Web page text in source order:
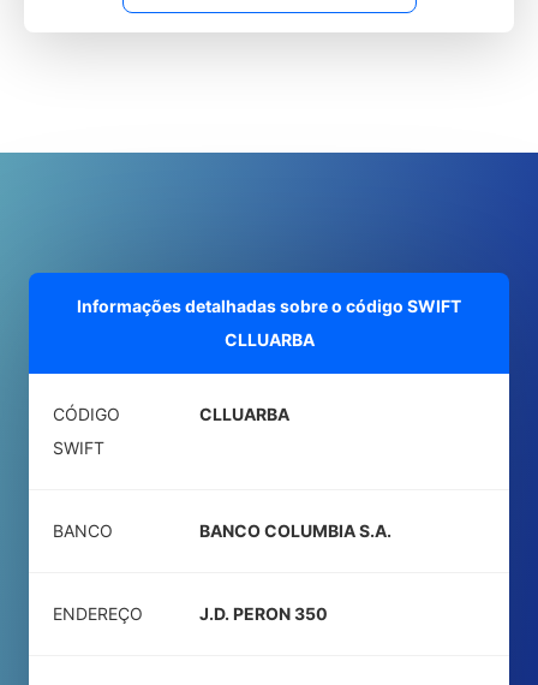
Informações detalhadas sobre o código SWIFT
CLLUARBA
CÓDIGO
SWIFT
CLLUARBA
BANCO BANCO COLUMBIA S.A.
ENDEREÇO J.D. PERON 350